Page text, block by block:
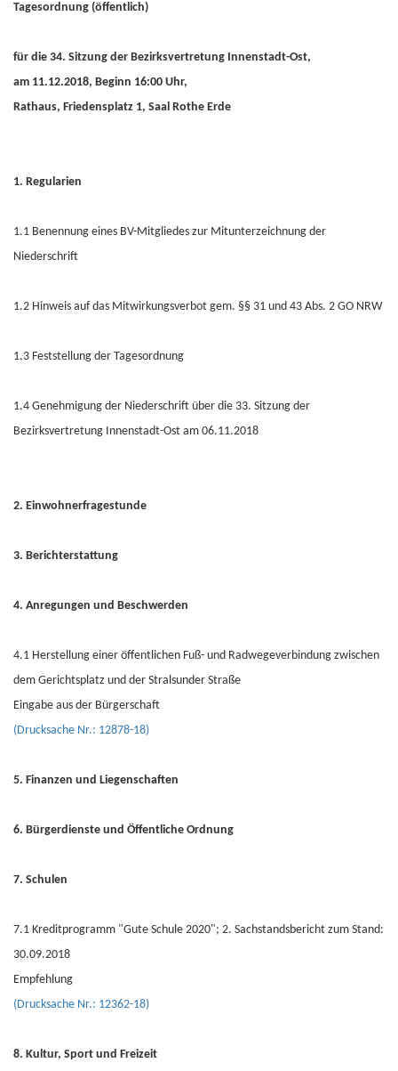
Tagesordnung (öffentlich)
für die 34. Sitzung der Bezirksvertretung Innenstadt-Ost,
am 11.12.2018, Beginn 16:00 Uhr,
Rathaus, Friedensplatz 1, Saal Rothe Erde
1. Regularien
1.1 Benennung eines BV-Mitgliedes zur Mitunterzeichnung der
Niederschrift
1.2 Hinweis auf das Mitwirkungsverbot gem. §§ 31 und 43 Abs. 2 GO NRW
1.3 Feststellung der Tagesordnung
1.4 Genehmigung der Niederschrift über die 33. Sitzung der
Bezirksvertretung Innenstadt-Ost am 06.11.2018
2. Einwohnerfragestunde
3. Berichterstattung
4. Anregungen und Beschwerden
4.1 Herstellung einer öffentlichen Fuß- und Radwegeverbindung zwischen
dem Gerichtsplatz und der Stralsunder Straße
Eingabe aus der Bürgerschaft
(Drucksache Nr.: 12878-18)
5. Finanzen und Liegenschaften
6. Bürgerdienste und Öffentliche Ordnung
7. Schulen
7.1 Kreditprogramm "Gute Schule 2020"; 2. Sachstandsbericht zum Stand:
30.09.2018
Empfehlung
(Drucksache Nr.: 12362-18)
8. Kultur, Sport und Freizeit